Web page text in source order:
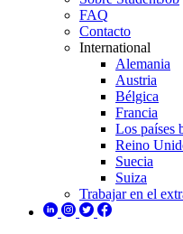
FAQ
Contacto
International
Alemania
Austria
Bélgica
Francia
Los países
Reino
Suecia
Suiza
Trabajar en el